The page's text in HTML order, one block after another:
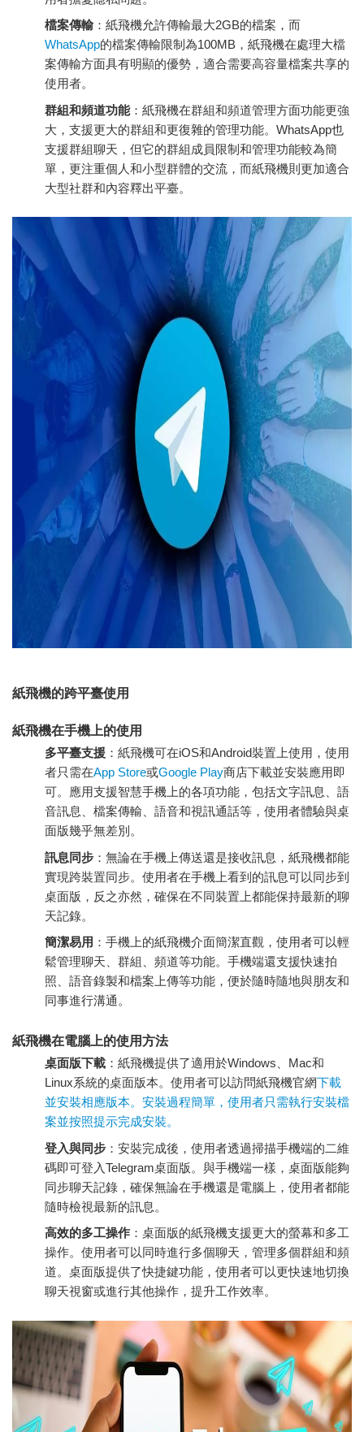
檔案傳輸：紙飛機允許傳輸最大2GB的檔案，而
WhatsApp的檔案傳輸限制為100MB，紙飛機在處理大檔
案傳輸方面具有明顯的優勢，適合需要高容量檔案共享的
使用者。
群組和頻道功能：紙飛機在群組和頻道管理方面功能更強
大，支援更大的群組和更復雜的管理功能。WhatsApp也
支援群組聊天，但它的群組成員限制和管理功能較為簡
單，更注重個人和小型群體的交流，而紙飛機則更加適合
大型社群和內容釋出平臺。
紙飛機的跨平臺使用
紙飛機在手機上的使用
多平臺支援 ：紙飛機可在iOS和Android裝置上使用，使用
者只需在App Store或Google Play商店下載並安裝應用即
可。應用支援智慧手機上的各項功能，包括文字訊息、語
音訊息、檔案傳輸、語音和視訊通話等，使用者體驗與桌
面版幾乎無差別。
訊息同步 ：無論在手機上傳送還是接收訊息，紙飛機都能
實現跨裝置同步。使用者在手機上看到的訊息可以同步到
桌面版，反之亦然，確保在不同裝置上都能保持最新的聊
天記錄。
簡潔易用 ：手機上的紙飛機介面簡潔直觀，使用者可以輕
鬆管理聊天、群組、頻道等功能。手機端還支援快速拍
照、語音錄製和檔案上傳等功能，便於隨時隨地與朋友和
同事進行溝通。
紙飛機在電腦上的使用方法
桌面版下載 ：紙飛機提供了適用於Windows、Mac和
Linux系統的桌面版本。使用者可以訪問紙飛機官網下載
並安裝相應版本。安裝過程簡單，使用者只需執行安裝檔
案並按照提示完成安裝。
登入與同步 ：安裝完成後，使用者透過掃描手機端的二維
碼即可登入Telegram桌面版。與手機端一樣，桌面版能夠
同步聊天記錄，確保無論在手機還是電腦上，使用者都能
隨時檢視最新的訊息。
高效的多工操作 ：桌面版的紙飛機支援更大的螢幕和多工
操作。使用者可以同時進行多個聊天，管理多個群組和頻
道。桌面版提供了快捷鍵功能，使用者可以更快速地切換
聊天視窗或進行其他操作，提升工作效率。